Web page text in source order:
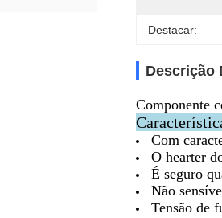
Destacar:
Descrição
Componente
Com
O hearter
É seguro
Não
Tensão de